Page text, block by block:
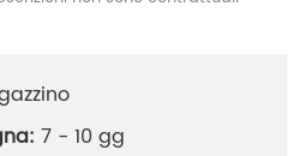
7 - 10 gg